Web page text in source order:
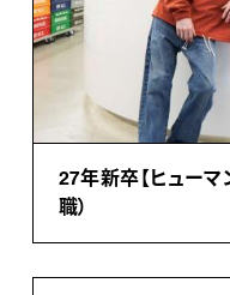
27年新卒【ヒューマ
職）